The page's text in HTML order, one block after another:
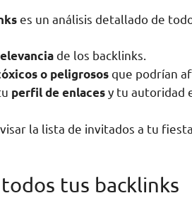
es un análisis detallado de
de los backlinks.
o peligrososque podrían
perfil de enlacesy tu autoridad
la lista de invitados a tu
todos tus backlinks